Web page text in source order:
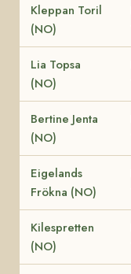
Kleppan Toril
(NO)
Lia Topsa
(NO)
Bertine Jenta
(NO)
Eigelands
Frökna (NO)
Kilespretten
(NO)